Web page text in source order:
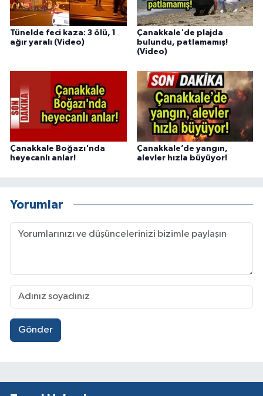
Tünelde feci kaza: 3 ölü, 1
ağır yaralı (Video)
Çanakkale'de plajda
bulundu, patlamamış!
(Video)
Çanakkale Boğazı'nda
heyecanlı anlar!
Çanakkale’de yangın,
alevler hızla büyüyor!
Yorumlar
Gönder